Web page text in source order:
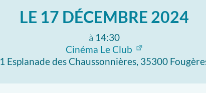
LE 17 DÉCEMBRE 2024
à 14:30
Cinéma Le Club
1 Esplanade des Chaussonnières, 35300